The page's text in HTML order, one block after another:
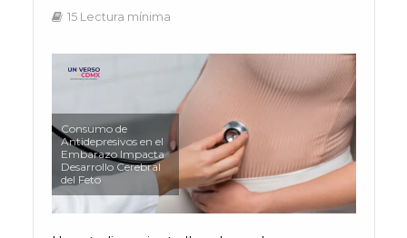
15 Lectura mínima
Consumo de
Antidepresivos en el
Embarazo Impacta
Desarrollo Cerebral
del Feto